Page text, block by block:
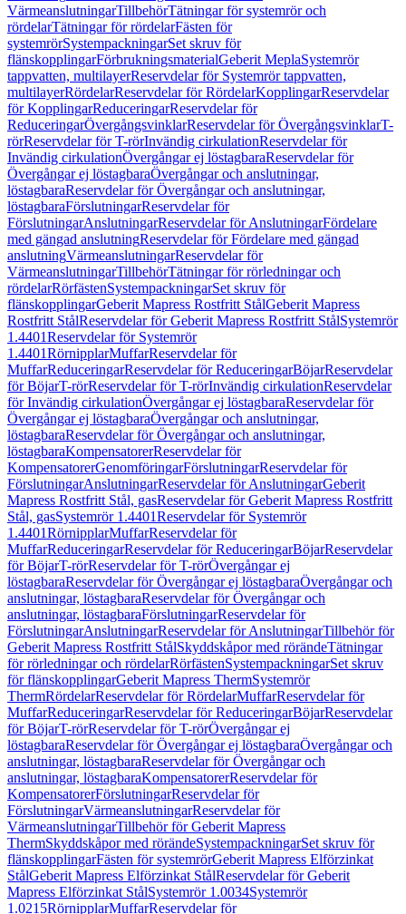
VärmeanslutningarTillbehörTätningar för systemrör och
rördelarTätningar för rördelarFästen för
systemrörSystempackningarSet skruv för
flänskopplingarFörbrukningsmaterialGeberit MeplaSystemrör
tappvatten, multilayerReservdelar för Systemrör tappvatten,
multilayerRördelarReservdelar för RördelarKopplingarReservdelar
för KopplingarReduceringarReservdelar för
ReduceringarÖvergångsvinklarReservdelar för ÖvergångsvinklarT-
rörReservdelar för T-rörInvändig cirkulationReservdelar för
Invändig cirkulationÖvergångar ej löstagbaraReservdelar för
Övergångar ej löstagbaraÖvergångar och anslutningar,
löstagbaraReservdelar för Övergångar och anslutningar,
löstagbaraFörslutningarReservdelar för
FörslutningarAnslutningarReservdelar för AnslutningarFördelare
med gängad anslutningReservdelar för Fördelare med gängad
anslutningVärmeanslutningarReservdelar för
VärmeanslutningarTillbehörTätningar för rörledningar och
rördelarRörfästenSystempackningarSet skruv för
flänskopplingarGeberit Mapress Rostfritt StålGeberit Mapress
Rostfritt StålReservdelar för Geberit Mapress Rostfritt StålSystemrör
1.4401Reservdelar för Systemrör
1.4401RörnipplarMuffarReservdelar för
MuffarReduceringarReservdelar för ReduceringarBöjarReservdelar
för BöjarT-rörReservdelar för T-rörInvändig cirkulationReservdelar
för Invändig cirkulationÖvergångar ej löstagbaraReservdelar för
Övergångar ej löstagbaraÖvergångar och anslutningar,
löstagbaraReservdelar för Övergångar och anslutningar,
löstagbaraKompensatorerReservdelar för
KompensatorerGenomföringarFörslutningarReservdelar för
FörslutningarAnslutningarReservdelar för AnslutningarGeberit
Mapress Rostfritt Stål, gasReservdelar för Geberit Mapress Rostfritt
Stål, gasSystemrör 1.4401Reservdelar för Systemrör
1.4401RörnipplarMuffarReservdelar för
MuffarReduceringarReservdelar för ReduceringarBöjarReservdelar
för BöjarT-rörReservdelar för T-rörÖvergångar ej
löstagbaraReservdelar för Övergångar ej löstagbaraÖvergångar och
anslutningar, löstagbaraReservdelar för Övergångar och
anslutningar, löstagbaraFörslutningarReservdelar för
FörslutningarAnslutningarReservdelar för AnslutningarTillbehör för
Geberit Mapress Rostfritt StålSkyddskåpor med rörändeTätningar
för rörledningar och rördelarRörfästenSystempackningarSet skruv
för flänskopplingarGeberit Mapress ThermSystemrör
ThermRördelarReservdelar för RördelarMuffarReservdelar för
MuffarReduceringarReservdelar för ReduceringarBöjarReservdelar
för BöjarT-rörReservdelar för T-rörÖvergångar ej
löstagbaraReservdelar för Övergångar ej löstagbaraÖvergångar och
anslutningar, löstagbaraReservdelar för Övergångar och
anslutningar, löstagbaraKompensatorerReservdelar för
KompensatorerFörslutningarReservdelar för
FörslutningarVärmeanslutningarReservdelar för
VärmeanslutningarTillbehör för Geberit Mapress
ThermSkyddskåpor med rörändeSystempackningarSet skruv för
flänskopplingarFästen för systemrörGeberit Mapress Elförzinkat
StålGeberit Mapress Elförzinkat StålReservdelar för Geberit
Mapress Elförzinkat StålSystemrör 1.0034Systemrör
1.0215RörnipplarMuffarReservdelar för